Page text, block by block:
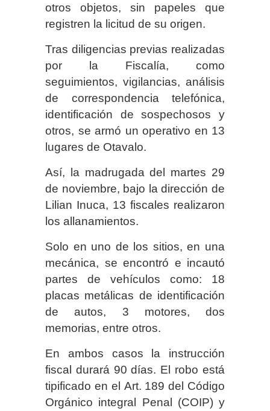
otros objetos, sin papeles que
registren la licitud de su origen.
Tras diligencias previas realizadas
por la Fiscalía, como
seguimientos, vigilancias, análisis
de correspondencia telefónica,
identificación de sospechosos y
otros, se armó un operativo en 13
lugares de Otavalo.
Así, la madrugada del martes 29
de noviembre, bajo la dirección de
Lilian Inuca, 13 fiscales realizaron
los allanamientos.
Solo en uno de los sitios, en una
mecánica, se encontró e incautó
partes de vehículos como: 18
placas metálicas de identificación
de autos, 3 motores, dos
memorias, entre otros.
En ambos casos la instrucción
fiscal durará 90 días. El robo está
tipificado en el Art. 189 del Código
Orgánico integral Penal (COIP) y